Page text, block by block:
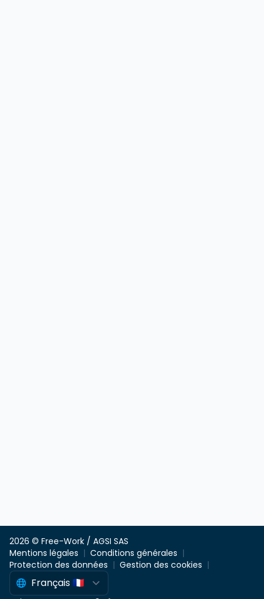
2026 © Free-Work / AGSI SAS
Mentions légales
Conditions générales
Protection des données
Gestion des cookies